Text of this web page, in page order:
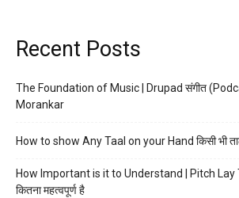
Recent Posts
The Foundation of Music | Drupad संगीत
Morankar
How to show Any Taal on your Hand किसी भी
How Important is it to Understand | Pitch Lay
कितना महत्वपूर्ण है